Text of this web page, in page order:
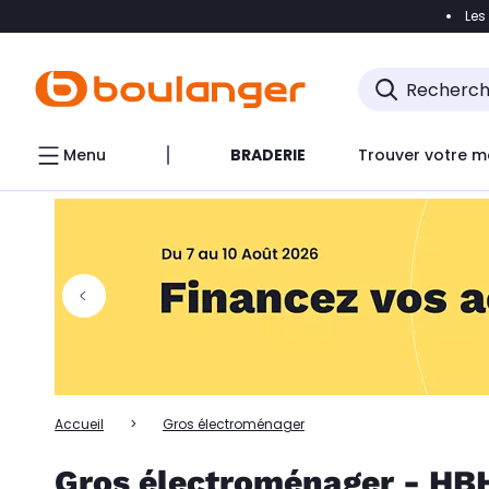
Accéder
Accéder directement au chatbot
Menu BRADERIE Trouver votre
Accueil Gros électroménager